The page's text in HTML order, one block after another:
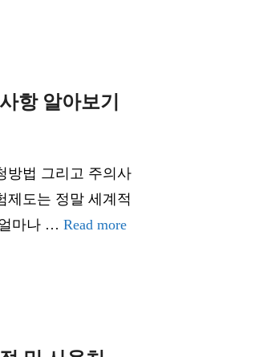
항 알아보기
방법 그리고 주의사
제도는 정말 세계적
마나 … Read more